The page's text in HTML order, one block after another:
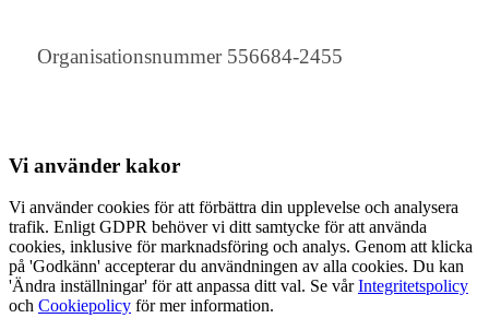
Organisationsnummer 556684-2455
Vi använder kakor
Vi använder cookies för att förbättra din upplevelse och analysera
trafik. Enligt GDPR behöver vi ditt samtycke för att använda
cookies, inklusive för marknadsföring och analys. Genom att klicka
på 'Godkänn' accepterar du användningen av alla cookies. Du kan
'Ändra inställningar' för att anpassa ditt val. Se vårIntegritetspolicy
och Cookiepolicy för mer information.